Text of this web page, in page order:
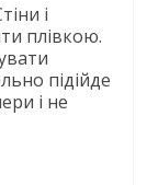
і
плівкою.
підійде
і не